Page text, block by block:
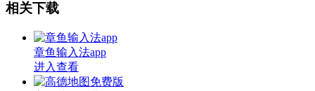
相关下载
章鱼输入法app
进入查看